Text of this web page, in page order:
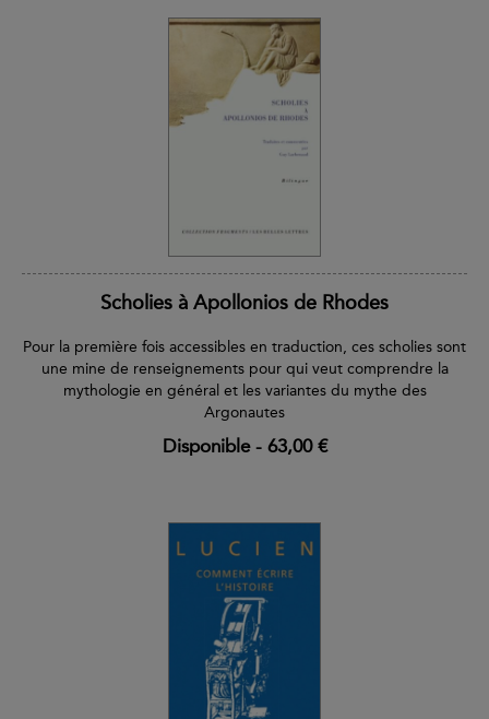
Scholies à Apollonios de Rhodes
Pour la première fois accessibles en traduction, ces scholies sont
une mine de renseignements pour qui veut comprendre la
mythologie en général et les variantes du mythe des
Argonautes
Disponible- 63,00 €